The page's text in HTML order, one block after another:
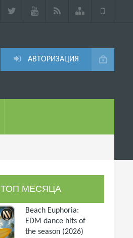
АВТОРИЗАЦИЯ
ТОП МЕСЯЦА
Beach Euphoria:
EDM dance hits of
the season (2026)